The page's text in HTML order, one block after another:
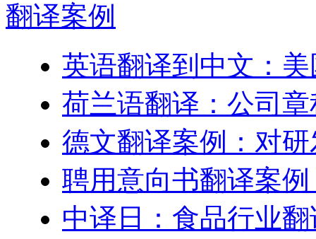
翻译案例
英语翻译到中文：
荷兰语翻译：公司
德文翻译案例：对
聘用意向书翻译案
中译日：食品行业翻